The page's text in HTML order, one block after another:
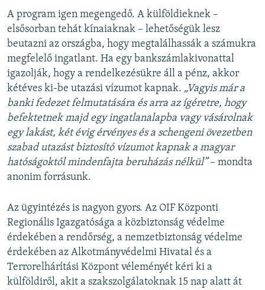
A program igen megengedő. A külföldieknek –
elsősorban tehát kínaiaknak – lehetőségük lesz
beutazni az országba, hogy megtalálhassák a számukra
megfelelő ingatlant. Ha egy bankszámlakivonattal
igazolják, hogy a rendelkezésükre áll a pénz, akkor
kétéves ki-be utazási vízumot kapnak. „Vagyis már a
banki fedezet felmutatására és arra az ígéretre, hogy
befektetnek majd egy ingatlanalapba vagy vásárolnak
egy lakást, két évig érvényes és a schengeni övezetben
szabad utazást biztosító vízumot kapnak a magyar
hatóságoktól mindenfajta beruházás nélkül”– mondta
anonim forrásunk.
Az ügyintézés is nagyon gyors. Az OIF Központi
Regionális Igazgatósága a közbiztonság védelme
érdekében a rendőrség, a nemzetbiztonság védelme
érdekében az Alkotmányvédelmi Hivatal és a
Terrorelhárítási Központ véleményét kéri ki a
külföldiről, akit a szakszolgálatoknak 15 nap alatt át